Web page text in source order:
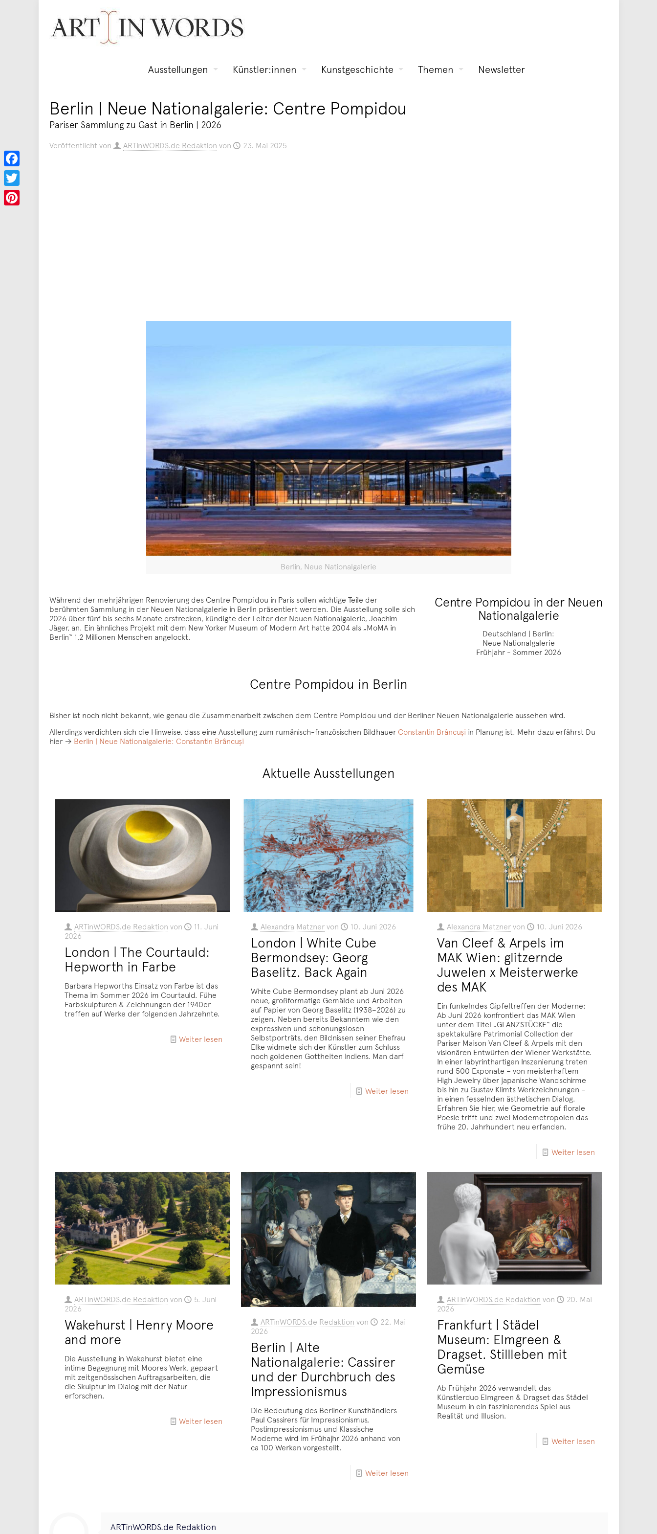
Ausstellungen Künstler:innen Kunstgeschichte Themen Newsletter
Berlin | Neue Nationalgalerie: Centre Pompidou
Pariser Sammlung zu Gast in Berlin | 2026
Veröffentlicht von ARTinWORDS.de Redaktion von 23. Mai 2025
Berlin, Neue Nationalgalerie
Während der mehrjährigen Renovierung des Centre Pompidou in Paris sollen wichtige Teile der
berühmten Sammlung in der Neuen Nationalgalerie in Berlin präsentiert werden. Die Ausstellung solle sich
2026 über fünf bis sechs Monate erstrecken, kündigte der Leiter der Neuen Nationalgalerie, Joachim
Jäger, an. Ein ähnliches Projekt mit dem New Yorker Museum of Modern Art hatte 2004 als „MoMA in
Berlin“ 1,2 Millionen Menschen angelockt.
Centre Pompidou in der Neuen
Nationalgalerie
Deutschland | Berlin:
Neue Nationalgalerie
Frühjahr - Sommer 2026
Centre Pompidou in Berlin
Bisher ist noch nicht bekannt, wie genau die Zusammenarbeit zwischen dem Centre Pompidou und der Berliner Neuen Nationalgalerie aussehen wird.
Allerdings verdichten sich die Hinweise, dass eine Ausstellung zum rumänisch-französischen Bildhauer Constantin Brâncuşi in Planung ist. Mehr dazu erfährst Du
hier → Berlin | Neue Nationalgalerie: Constantin Brâncuşi
Aktuelle Ausstellungen
ARTinWORDS.de Redaktion von
11. Juni
2026
London | The Courtauld:
Hepworth in Farbe
Barbara Hepworths Einsatz von Farbe ist das
Thema im Sommer 2026 im Courtauld. Fühe
Farbskulpturen & Zeichnungen der 1940er
treffen auf Werke der folgenden Jahrzehnte.
Weiter lesen
Alexandra Matznervon 10. Juni 2026
London | White Cube
Bermondsey: Georg
Baselitz. Back Again
White Cube Bermondsey plant ab Juni 2026
neue, großformatige Gemälde und Arbeiten
auf Papier von Georg Baselitz (1938–2026) zu
zeigen. Neben bereits Bekanntem wie den
expressiven und schonungslosen
Selbstporträts, den Bildnissen seiner Ehefrau
Elke widmete sich der Künstler zum Schluss
noch goldenen Gottheiten Indiens. Man darf
gespannt sein!
Weiter lesen
Alexandra Matznervon 10. Juni 2026
Van Cleef & Arpels im
MAK Wien: glitzernde
Juwelen x Meisterwerke
des MAK
Ein funkelndes Gipfeltreffen der Moderne:
Ab Juni 2026 konfrontiert das MAK Wien
unter dem Titel „GLANZSTÜCKE“ die
spektakuläre Patrimonial Collection der
Pariser Maison Van Cleef & Arpels mit den
visionären Entwürfen der Wiener Werkstätte.
In einer labyrinthartigen Inszenierung treten
rund 500 Exponate – von meisterhaftem
High Jewelry über japanische Wandschirme
bis hin zu Gustav Klimts Werkzeichnungen –
in einen fesselnden ästhetischen Dialog.
Erfahren Sie hier, wie Geometrie auf florale
Poesie trifft und zwei Modemetropolen das
frühe 20. Jahrhundert neu erfanden.
Weiter lesen
ARTinWORDS.de Redaktion von
5. Juni
2026
Wakehurst | Henry Moore
and more
Die Ausstellung in Wakehurst bietet eine
intime Begegnung mit Moores Werk, gepaart
mit zeitgenössischen Auftragsarbeiten, die
die Skulptur im Dialog mit der Natur
erforschen.
Weiter lesen
ARTinWORDS.de Redaktion von
22. Mai
2026
Berlin | Alte
Nationalgalerie: Cassirer
und der Durchbruch des
Impressionismus
Die Bedeutung des Berliner Kunsthändlers
Paul Cassirers für Impressionismus,
Postimpressionismus und Klassische
Moderne wird im Frühajhr 2026 anhand von
ca 100 Werken vorgestellt.
Weiter lesen
ARTinWORDS.de Redaktion von
20. Mai
2026
Frankfurt | Städel
Museum: Elmgreen &
Dragset. Stillleben mit
Gemüse
Ab Frühjahr 2026 verwandelt das
Künstlerduo Elmgreen & Dragset das Städel
Museum in ein faszinierendes Spiel aus
Realität und Illusion.
Weiter lesen
ARTinWORDS.de Redaktion
Facebook
Twitter